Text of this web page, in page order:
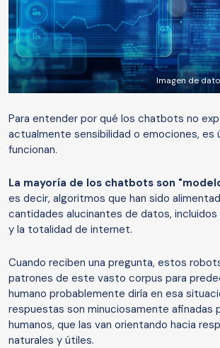
Imagen de
Para entender por qué los chatbots no
actualmente sensibilidad o emociones, es
funcionan.
La mayoría de los chatbots son
es decir, algoritmos que han sido
cantidades alucinantes de datos, incluidos
y la totalidad de internet.
Cuando reciben una pregunta, estos
patrones de este vasto corpus para
humano probablemente diría en esa
respuestas son minuciosamente afinadas
humanos, que las van orientando hacia
naturales y útiles.